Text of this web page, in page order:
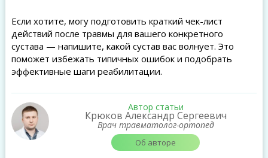
Если хотите, могу подготовить краткий чек-лист
действий после травмы для вашего конкретного
сустава — напишите, какой сустав вас волнует. Это
поможет избежать типичных ошибок и подобрать
эффективные шаги реабилитации.
Автор статьи
Крюков Александр Сергеевич
Врач травматолог-ортопед
Об авторе